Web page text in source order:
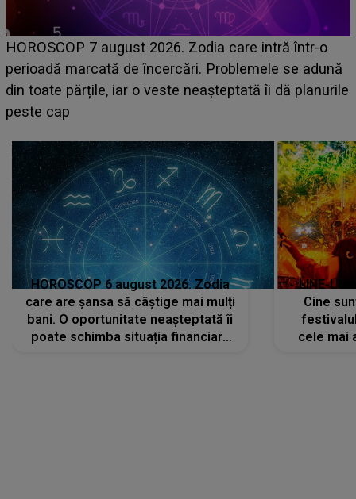
HOROSCOP 7 august 2026. Zodia care intră într-o
perioadă marcată de încercări. Problemele se adună
din toate părțile, iar o veste neașteptată îi dă planurile
peste cap
HOROSCOP 6 august 2026. Zodia
care are șansa să câștige mai mulți
bani. O oportunitate neașteptată îi
poate schimba situația financiară
LINE-UP
Cine
cele mai